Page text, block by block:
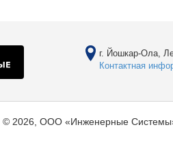
г. Йошкар-Ола,
Контактная
© 2026, ООО «Инженерные